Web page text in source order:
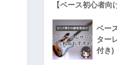
【ベース初心者
ベー
ター
付き)